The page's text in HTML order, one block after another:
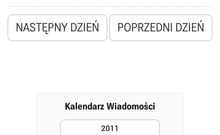
NASTĘPNY DZIEŃ POPRZEDNI DZIEŃ
Kalendarz Wiadomości
2011